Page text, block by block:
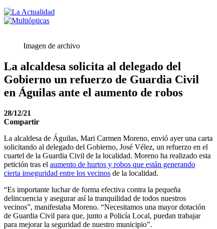
Imagen de archivo
La alcaldesa solicita al delegado del
Gobierno un refuerzo de Guardia Civil
en Águilas ante el aumento de robos
28/12/21
Compartir
La alcaldesa de Águilas, Mari Carmen Moreno, envió ayer una carta
solicitando al delegado del Gobierno, José Vélez, un refuerzo en el
cuartel de la Guardia Civil de la localidad. Moreno ha realizado esta
petición tras el aumento de hurtos y robos que están generando
cierta inseguridad entre los vecinos de la localidad.
“Es importante luchar de forma efectiva contra la pequeña
delincuencia y asegurar así la tranquilidad de todos nuestros
vecinos”, manifestaba Moreno. “Necesitamos una mayor dotación
de Guardia Civil para que, junto a Policía Local, puedan trabajar
para mejorar la seguridad de nuestro municipio”.